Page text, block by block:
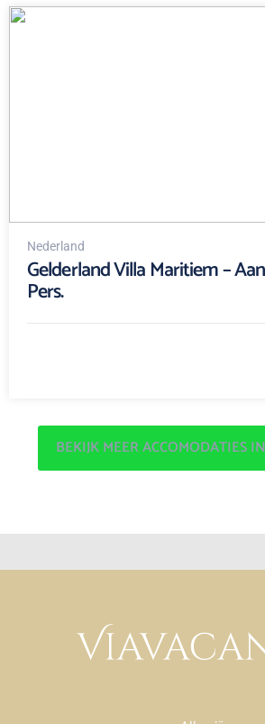
Nederland
Gelderland Villa Maritiem –
Pers.
BEKIJK MEER ACCOMODATIES